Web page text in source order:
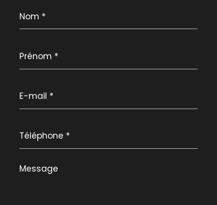
*
*
mail
*
*
Message
*